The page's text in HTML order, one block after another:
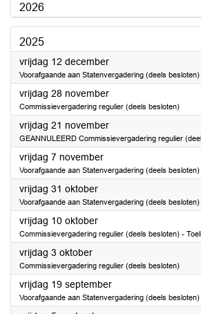
2026
2025
vrijdag 12 december2025
Voorafgaande aan Statenvergadering (deels besloten)
vrijdag 28 november2025
Commissievergadering regulier (deels besloten)
vrijdag 21 november2025
GEANNULEERD Commissievergadering regulier
vrijdag 7 november2025
Voorafgaande aan Statenvergadering (deels besloten)
vrijdag 31 oktober2025
Voorafgaande aan Statenvergadering (deels besloten)
vrijdag 10 oktober2025
Commissievergadering regulier (deels besloten) -
vrijdag 3 oktober2025
Commissievergadering regulier (deels besloten)
vrijdag 19 september2025
Voorafgaande aan Statenvergadering (deels besloten)